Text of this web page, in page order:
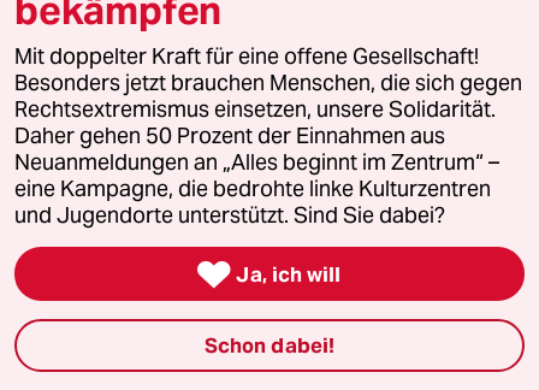
459
Adele Walter
18.12.2018,14:45 Uhr
140 Bewerber auf 30 Plätze und man ist so
ehrlich zu sagen, dass man keine AfD-
Intervention wünscht. Respekt dafür.
Waldorfschulen erwarten von den Eltern eine
starke Interaktion mit der Schule. Gleichzeitig
haben die Eltern auch ein starkes
Mitspracherecht. Wenn ich die Wahl hätte,
würde ich auch der AfD aus dem Weg gehen.
bekämpfen
Mit doppelter Kraft für eine offene Gesellschaft!
Besonders jetzt brauchen Menschen, die sich gegen
Rechtsextremismus einsetzen, unsere Solidarität.
Daher gehen 50 Prozent der Einnahmen aus
Neuanmeldungen an „Alles beginnt im Zentrum“ –
eine Kampagne, die bedrohte linke Kulturzentren
und Jugendorte unterstützt. Sind Sie dabei?
 Ja, ich will
Schon dabei!